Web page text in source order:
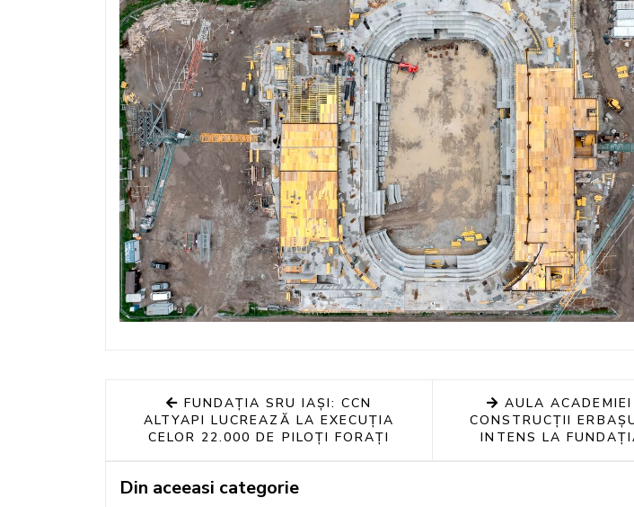
FUNDAȚIA SRU IAȘI: CCN
ALTYAPI LUCREAZĂ LA EXECUȚIA
CELOR 22.000 DE PILOȚI FORAȚI
AULA ACADEMIEI
CONSTRUCȚII
INTENS LA
Din aceeasi categorie